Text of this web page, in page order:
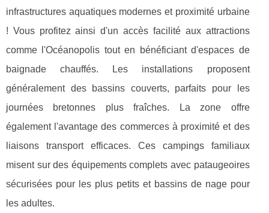
infrastructures aquatiques modernes et proximité urbaine
! Vous profitez ainsi d'un accès facilité aux attractions
comme l'Océanopolis tout en bénéficiant d'espaces de
baignade chauffés. Les installations proposent
généralement des bassins couverts, parfaits pour les
journées bretonnes plus fraîches. La zone offre
également l'avantage des commerces à proximité et des
liaisons transport efficaces. Ces campings familiaux
misent sur des équipements complets avec pataugeoires
sécurisées pour les plus petits et bassins de nage pour
les adultes.